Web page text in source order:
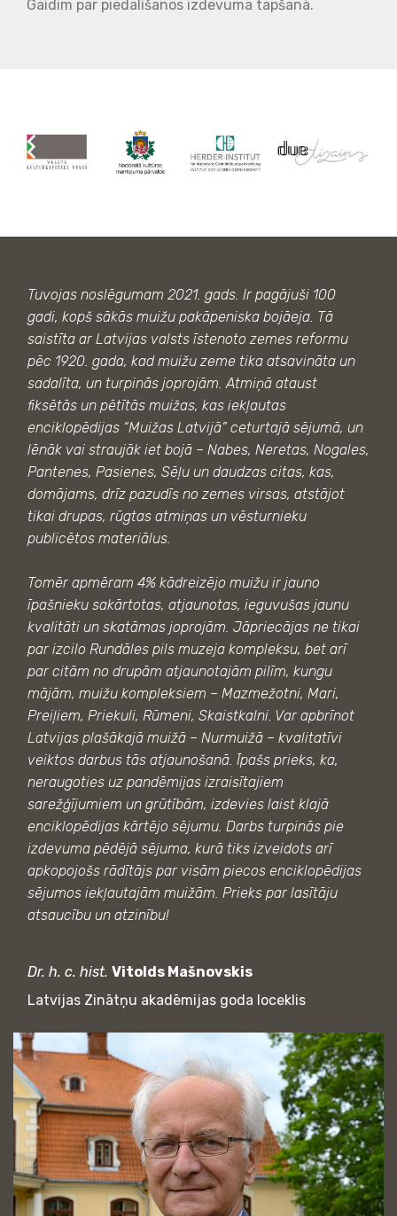
Gaidim par piedalīšanos izdevuma tapšanā.
Tuvojas noslēgumam 2021. gads. Ir pagājuši 100
gadi, kopš sākās muižu pakāpeniska bojāeja. Tā
saistīta ar Latvijas valsts īstenoto zemes reformu
pēc 1920. gada, kad muižu zeme tika atsavināta un
sadalīta, un turpinās joprojām. Atmiņā ataust
fiksētās un pētītās muižas, kas iekļautas
enciklopēdijas “Muižas Latvijā” ceturtajā sējumā, un
lēnāk vai straujāk iet bojā – Nabes, Neretas, Nogales,
Pantenes, Pasienes, Sēļu un daudzas citas, kas,
domājams, drīz pazudīs no zemes virsas, atstājot
tikai drupas, rūgtas atmiņas un vēsturnieku
publicētos materiālus.
Tomēr apmēram 4% kādreizējo muižu ir jauno
īpašnieku sakārtotas, atjaunotas, ieguvušas jaunu
kvalitāti un skatāmas joprojām. Jāpriecājas ne tikai
par izcilo Rundāles pils muzeja kompleksu, bet arī
par citām no drupām atjaunotajām pilīm, kungu
mājām, muižu kompleksiem – Mazmežotni, Mari,
Preiļiem, Priekuli, Rūmeni, Skaistkalni. Var apbrīnot
Latvijas plašākajā muižā – Nurmuižā – kvalitatīvi
veiktos darbus tās atjaunošanā. Īpašs prieks, ka,
neraugoties uz pandēmijas izraisītajiem
sarežģījumiem un grūtībām, izdevies laist klajā
enciklopēdijas kārtējo sējumu. Darbs turpinās pie
izdevuma pēdējā sējuma, kurā tiks izveidots arī
apkopojošs rādītājs par visām piecos enciklopēdijas
sējumos iekļautajām muižām. Prieks par lasītāju
atsaucību un atzinību!
Dr. h. c. hist. Vitolds Mašnovskis
Latvijas Zinātņu akadēmijas goda loceklis